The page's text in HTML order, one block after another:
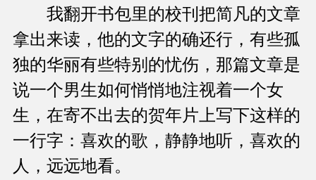
我翻开书包里的校刊把简凡的文章
拿出来读，他的文字的确还行，有些孤
独的华丽有些特别的忧伤，那篇文章是
说一个男生如何悄悄地注视着一个女
生，在寄不出去的贺年片上写下这样的
一行字：喜欢的歌，静静地听，喜欢的
人，远远地看。